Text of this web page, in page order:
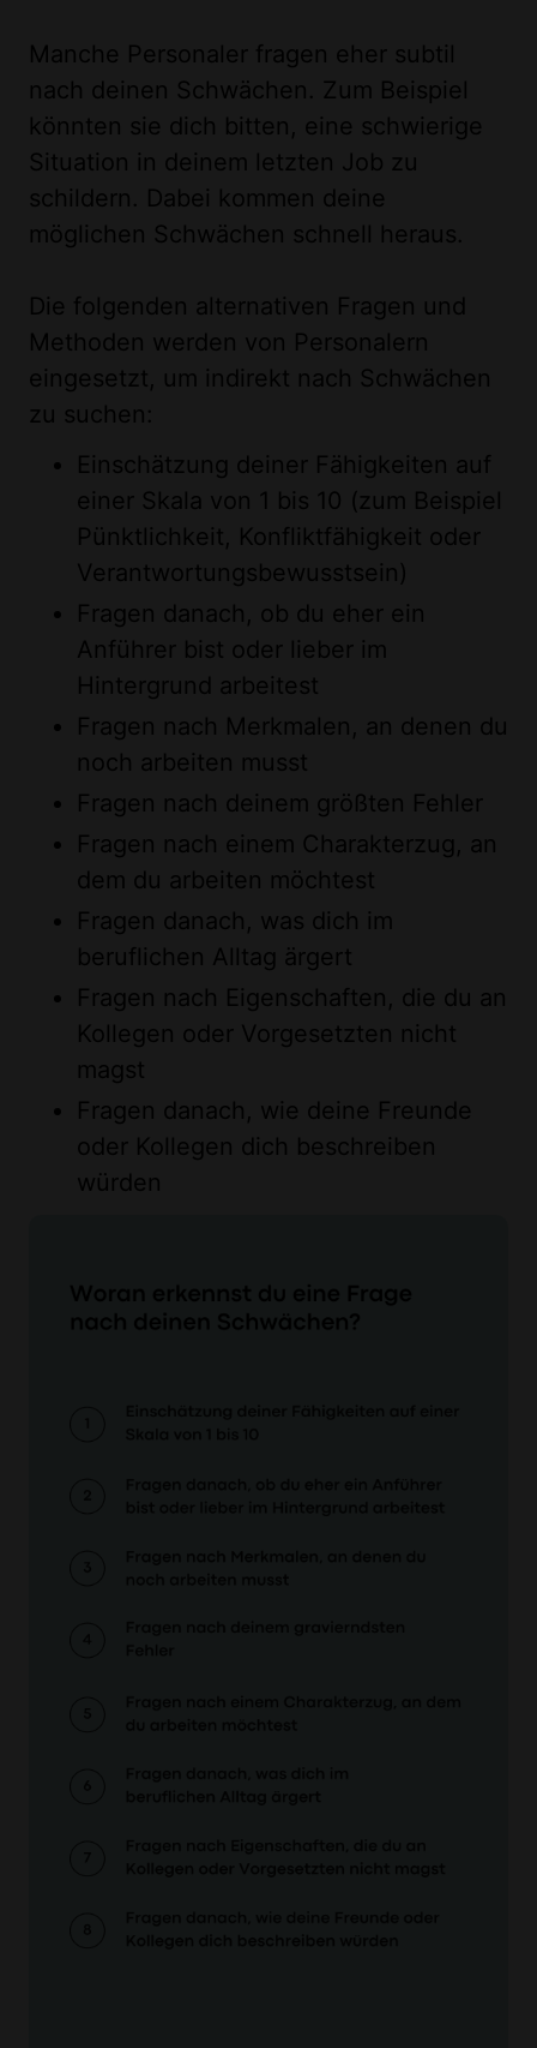
Manche Personaler fragen eher subtil
nach deinen Schwächen. Zum Beispiel
könnten sie dich bitten, eine schwierige
Situation in deinem letzten Job zu
schildern. Dabei kommen deine
möglichen Schwächen schnell heraus.
Die folgenden alternativen Fragen und
Methoden werden von Personalern
eingesetzt, um indirekt nach Schwächen
zu suchen:
Einschätzung deiner Fähigkeiten auf
einer Skala von 1 bis 10 (zum Beispiel
Pünktlichkeit, Konfliktfähigkeit oder
Verantwortungsbewusstsein)
Fragen danach, ob du eher ein
Anführer bist oder lieber im
Hintergrund arbeitest
Fragen nach Merkmalen, an denen du
noch arbeiten musst
Fragen nach deinem größten Fehler
Fragen nach einem Charakterzug, an
dem du arbeiten möchtest
Fragen danach, was dich im
beruflichen Alltag ärgert
Fragen nach Eigenschaften, die du an
Kollegen oder Vorgesetzten nicht
magst
Fragen danach, wie deine Freunde
oder Kollegen dich beschreiben
würden